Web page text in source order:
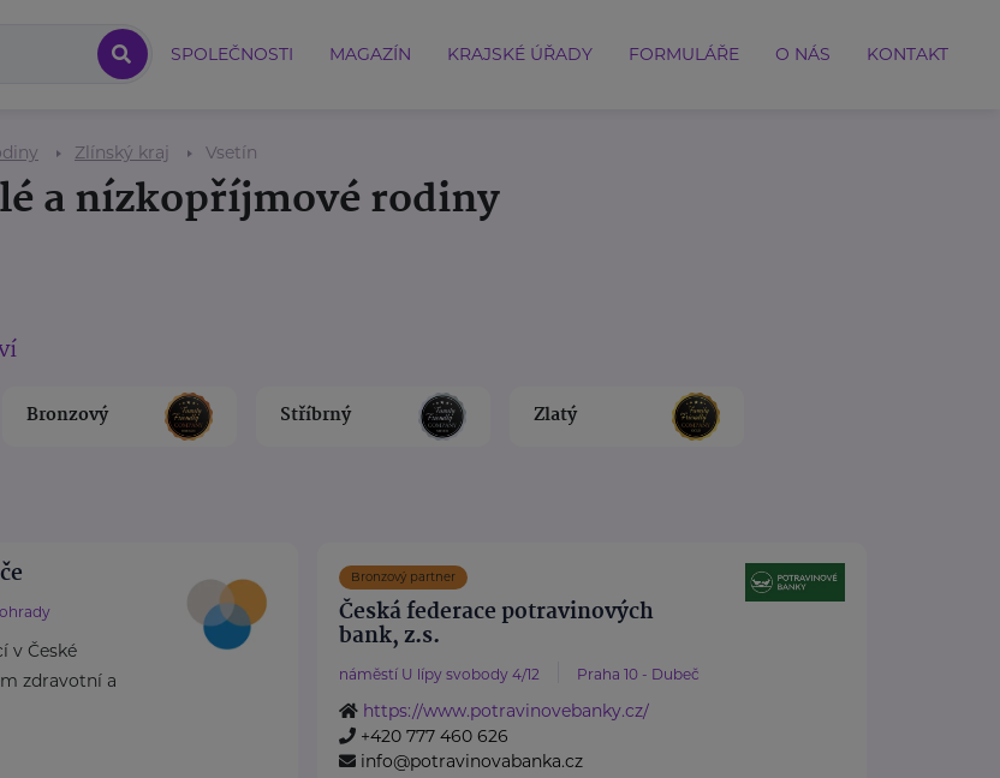
SPOLEČNOSTI MAGAZÍN KRAJSKÉ ÚŘADY FORMULÁŘE O NÁS KONTAKT
Zlínský kraj Vsetín
a nízkopříjmové rodiny
Bronzový Stříbrný Zlatý
v České
zdravotní a
Bronzový partner
Česká federace potravinových
bank, z.s.
náměstí U lípy svobody 4/12 Praha 10 - Dubeč
https://www.potravinovebanky.cz/
+420 777 460 626
info@potravinovabanka.cz